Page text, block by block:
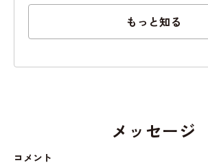
もっと知る
メッセージ
コメント